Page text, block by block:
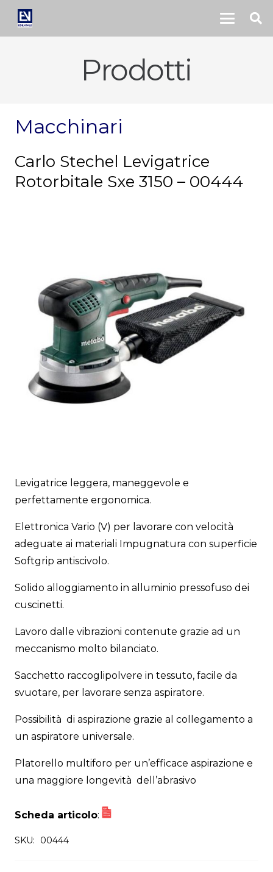
Prodotti
Macchinari
Carlo Stechel Levigatrice
Rotorbitale Sxe 3150 – 00444
Levigatrice leggera, maneggevole e
perfettamente ergonomica.
Elettronica Vario (V) per lavorare con velocità
adeguate ai materiali Impugnatura con superficie
Softgrip antiscivolo.
Solido alloggiamento in alluminio pressofuso dei
cuscinetti.
Lavoro dalle vibrazioni contenute grazie ad un
meccanismo molto bilanciato.
Sacchetto raccoglipolvere in tessuto, facile da
svuotare, per lavorare senza aspiratore.
Possibilità di aspirazione grazie al collegamento a
un aspiratore universale.
Platorello multiforo per un’efficace aspirazione e
una maggiore longevità dell’abrasivo
Scheda articolo:
SKU: 00444